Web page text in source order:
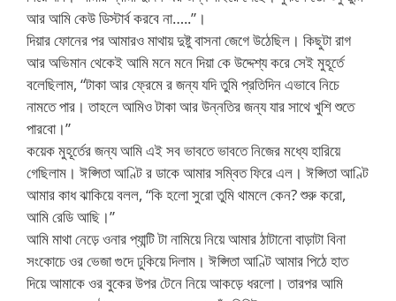
আর আমি কেউ ডিস্টার্ব করবে না…..”।
দিয়ার ফোনের পর আমারও মাথায় দুষ্টু বাসনা জেগে উঠেছিল। কিছুটা রাগ
আর অভিমান থেকেই আমি মনে মনে দিয়া কে উদ্দেশ্য করে সেই মুহূর্তে
বলেছিলাম, “টাকা আর ফ্রেমে র জন্য যদি তুমি প্রতিদিন এভাবে নিচে
নামতে পার। তাহলে আমিও টাকা আর উন্নতির জন্য যার সাথে খুশি শুতে
পারবো।”
কয়েক মুহূর্তের জন্য আমি এই সব ভাবতে ভাবতে নিজের মধ্যে হারিয়ে
গেছিলাম। ঈপ্সিতা আণ্টি র ডাকে আমার সম্বিত ফিরে এল। ঈপ্সিতা আণ্টি
আমার কাধ ঝাকিয়ে বলল, “কি হলো সুরো তুমি থামলে কেন? শুরু করো,
আমি রেডি আছি।”
আমি মাথা নেড়ে ওনার প্যান্টি টা নামিয়ে নিয়ে আমার ঠাটানো বাড়াটা বিনা
সংকোচে ওর ভেজা গুদে ঢুকিয়ে দিলাম। ঈপ্সিতা আণ্টি আমার পিঠে হাত
দিয়ে আমাকে ওর বুকের উপর টেনে নিয়ে আকড়ে ধরলো। তারপর আমি